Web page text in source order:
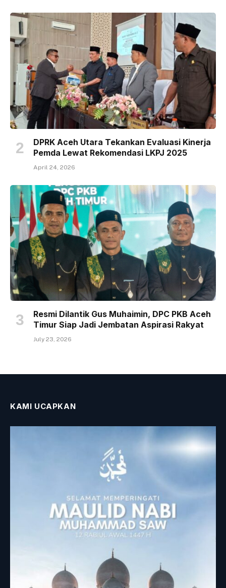
DPRK Aceh Utara Tekankan Evaluasi Kinerja
Pemda Lewat Rekomendasi LKPJ 2025
April 24, 2026
Resmi Dilantik Gus Muhaimin, DPC PKB Aceh
Timur Siap Jadi Jembatan Aspirasi Rakyat
July 23, 2026
KAMI UCAPKAN